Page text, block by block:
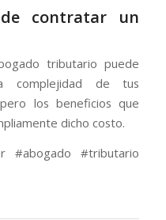
contratar un
tributario puede
complejidad de tus
los beneficios que
dicho costo.
#abogado #tributario